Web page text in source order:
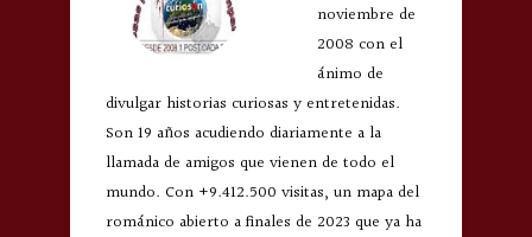
noviembre de
2008 con el
ánimo de
divulgar historias curiosas y entretenidas.
Son 19 años acudiendo diariamente a la
llamada de amigos que vienen de todo el
mundo. Con +9.412.500 visitas, un mapa del
románico abierto a finales de 2023 que ya ha